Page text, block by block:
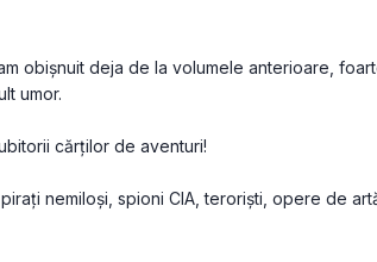
obișnuit deja de la volumele anterioare,
umor.
pirați nemiloși, spioni CIA, teroriști, opere de